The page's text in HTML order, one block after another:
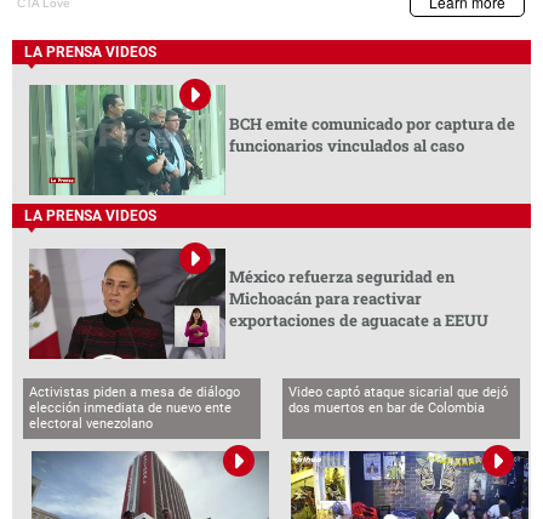
LA PRENSA VIDEOS
BCH emite comunicado por captura de
funcionarios vinculados al caso
LA PRENSA VIDEOS
México refuerza seguridad en
Michoacán para reactivar
exportaciones de aguacate a EEUU
Activistas piden a mesa de diálogo
elección inmediata de nuevo ente
electoral venezolano
Video captó ataque sicarial que dejó
dos muertos en bar de Colombia